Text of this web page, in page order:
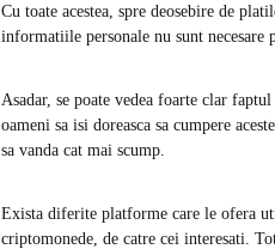
Cu toate acestea, spre deosebire de
informatiile personale nu sunt necesare
Asadar, se poate vedea foarte clar
oameni sa isi doreasca sa cumpere
sa vanda cat mai scump.
Exista diferite platforme care le ofera
criptomonede, de catre cei interesati.